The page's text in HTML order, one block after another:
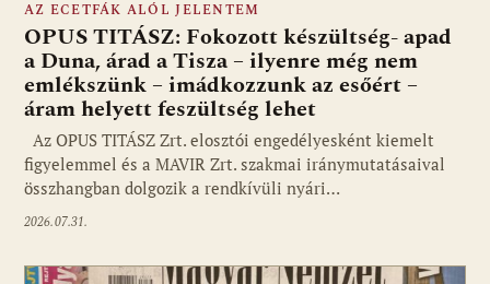
AZ ECETFÁK ALÓL JELENTEM
OPUS TITÁSZ: Fokozott készültség- apad
a Duna, árad a Tisza – ilyenre még nem
emlékszünk – imádkozzunk az esőért –
áram helyett feszültség lehet
Az OPUS TITÁSZ Zrt. elosztói engedélyesként kiemelt
figyelemmel és a MAVIR Zrt. szakmai iránymutatásaival
összhangban dolgozik a rendkívüli nyári…
2026.07.31.